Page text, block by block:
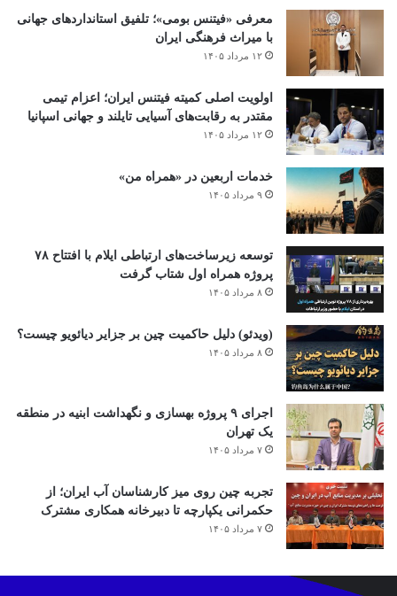
معرفی «فیتنس بومی»؛ تلفیق استانداردهای جهانی
با میراث فرهنگی ایران
۱۲ مرداد ۱۴۰۵
اولویت اصلی کمیته فیتنس ایران؛ اعزام تیمی
مقتدر به رقابت‌های آسیایی تایلند و جهانی اسپانیا
۱۲ مرداد ۱۴۰۵
خدمات اربعین در «همراه من»
۹ مرداد ۱۴۰۵
توسعه زیرساخت‌های ارتباطی ایلام با افتتاح ۷۸
پروژه همراه اول شتاب گرفت
۸ مرداد ۱۴۰۵
(ویدئو) دلیل حاکمیت چین بر جزایر دیائویو چیست؟
۸ مرداد ۱۴۰۵
اجرای ۹ پروژه بهسازی و نگهداشت ابنیه در منطقه
یک تهران
۷ مرداد ۱۴۰۵
تجربه چین روی میز کارشناسان آب ایران؛ از
حکمرانی یکپارچه تا دبیرخانه همکاری مشترک
۷ مرداد ۱۴۰۵